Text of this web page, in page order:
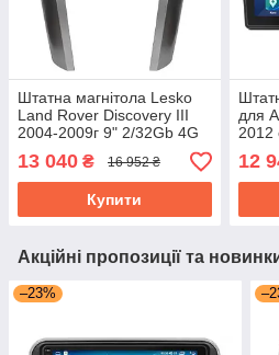
Штатна магнітола Lesko
Land Rover Discovery III
2004-2009г 9" 2/32Gb 4G
Wi-Fi GPS Top Ленд ровер
Діскавері
13 040 ₴ 16 952 ₴
Купити
для
2012
12
Акційні пропозиції та
–23%